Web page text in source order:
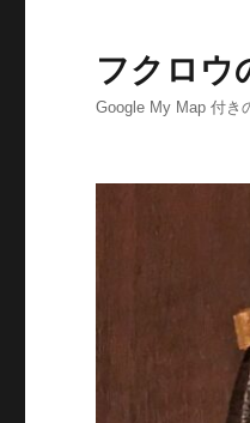
フクロウ
Google My Map 付き